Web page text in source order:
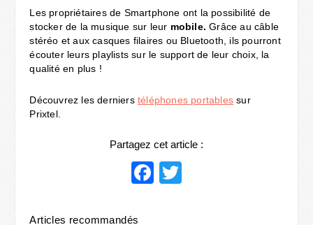
Les propriétaires de Smartphone ont la possibilité de
stocker de la musique sur leur mobile. Grâce au câble
stéréo et aux casques filaires ou Bluetooth, ils pourront
écouter leurs playlists sur le support de leur choix, la
qualité en plus !
Découvrez les dernierstéléphones portables sur
Prixtel.
Partagez cet article :
Facebook
Articles recommandés